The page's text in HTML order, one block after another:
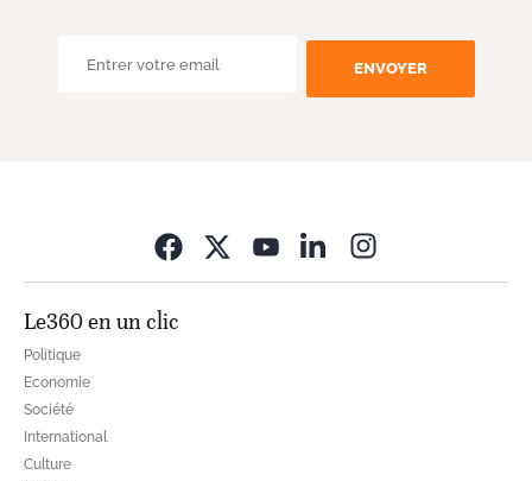
ENVOYER
Le360 en un clic
Politique
Economie
Société
International
Culture